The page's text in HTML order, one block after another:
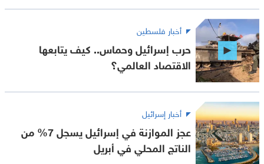
أخبار فلسطين
حرب إسرائيل وحماس.. كيف يتابعها
الاقتصاد العالمي؟
أخبار إسرائيل
عجز الموازنة في إسرائيل يسجل 7% من
الناتج المحلي في أبريل